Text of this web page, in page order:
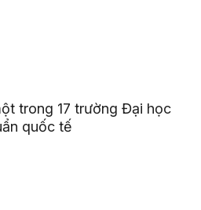
trong 17 trường Đại học
quốc tế